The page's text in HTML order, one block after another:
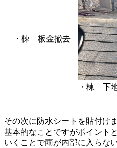
・棟 板金撤去
・棟 下
その次に防水シートを貼付けま
基本的なことですがポイント
いくことで雨が内部に入らな